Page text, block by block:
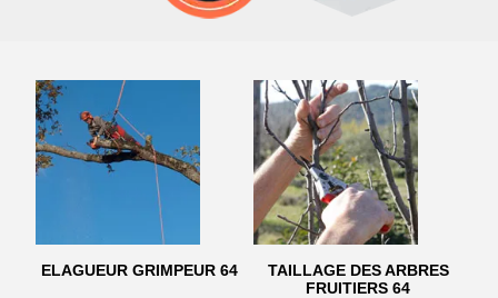
ELAGUEUR GRIMPEUR 64
TAILLAGE DES ARBRES
FRUITIERS 64